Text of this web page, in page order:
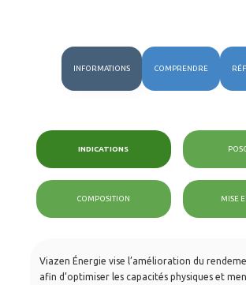
INFORMATIONS COMPRENDRE
INDICATIONS
COMPOSITION MISE
Viazen Énergie vise l’amélioration du
afin d’optimiser les capacités physiques et